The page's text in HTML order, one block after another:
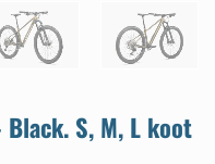
Black. S, M, L koot